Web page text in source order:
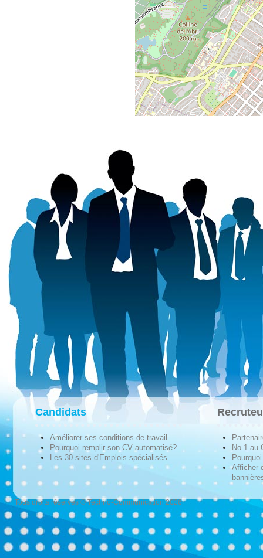
Candidats
Améliorer ses conditions de travail
Pourquoi remplir son CV automatisé?
Les 30 sites d'Emplois spécialisés
No 1 au
Afficher
Tous droits réservés © Techno-Communication 2026